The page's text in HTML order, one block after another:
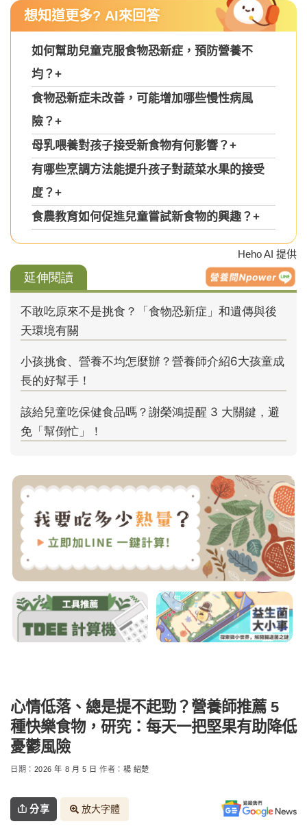
想知道更多? AI來回答
如何幫助兒童克服食物恐新症，預防營養不
均？+
食物恐新症未改善，可能增加哪些慢性病風
險？+
母乳喂養對孩子接受新食物有何影響？+
有哪些烹調方法能提升孩子對蔬菜水果的接受
度？+
食農教育如何促進兒童嘗試新食物的興趣？+
Heho AI 提供
心情低落、總是提不起勁？營養師推薦 5
種快樂食物，研究：每天一把堅果有助降低
憂鬱風險
日期： 2026 年 8 月 5 日 作者： 楊 紹楚
分享 放大字體